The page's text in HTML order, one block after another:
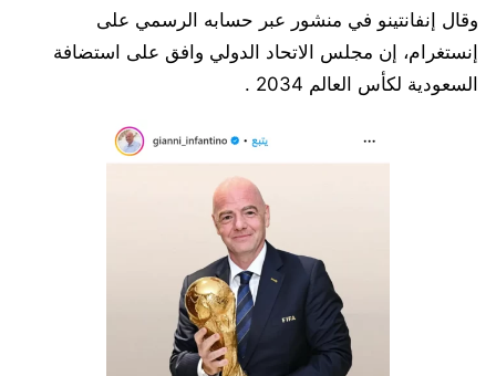
وقال إنفانتينو في منشور عبر حسابه الرسمي على
إنستغرام، إن مجلس الاتحاد الدولي وافق على استضافة
السعودية لكأس العالم 2034 .